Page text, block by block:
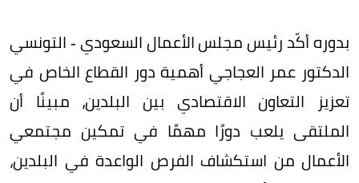
بدوره أكّد رئيس مجلس الأعمال السعودي - التونسي
الدكتور عمر العجاجي أهمية دور القطاع الخاص في
تعزيز التعاون الاقتصادي بين البلدين، مبينًا أن
الملتقى يلعب دورًا مهمًا في تمكين مجتمعي
الأعمال من استكشاف الفرص الواعدة في البلدين،